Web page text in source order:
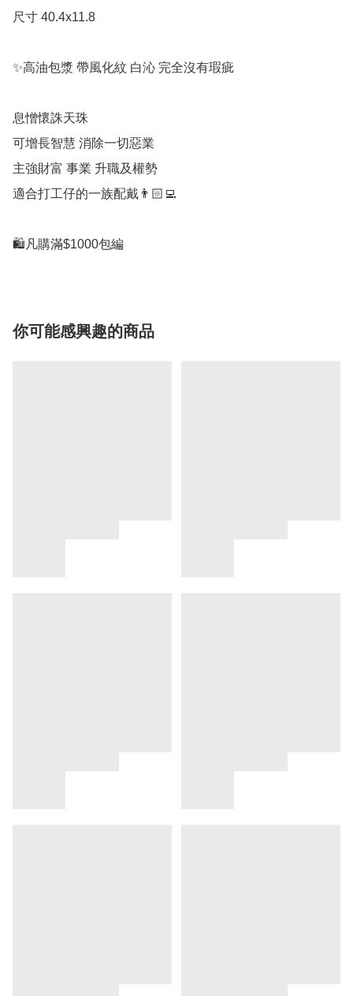
尺寸 40.4x11.8
✨高油包漿 帶風化紋 白沁 完全沒有瑕疵
息憎懷誅天珠
可增長智慧 消除一切惡業
主強財富 事業 升職及權勢
適合打工仔的一族配戴👨🏻‍💻
🛍凡購滿$1000包編
你可能感興趣的商品